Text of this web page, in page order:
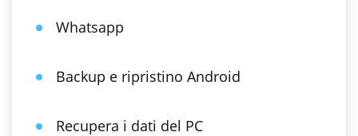
Whatsapp
Backup e ripristino Android
Recupera i dati del PC